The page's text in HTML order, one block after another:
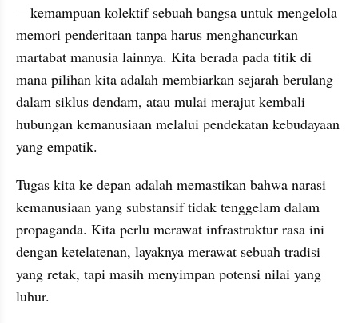
—kemampuan kolektif sebuah bangsa untuk mengelola
memori penderitaan tanpa harus menghancurkan
martabat manusia lainnya. Kita berada pada titik di
mana pilihan kita adalah membiarkan sejarah berulang
dalam siklus dendam, atau mulai merajut kembali
hubungan kemanusiaan melalui pendekatan kebudayaan
yang empatik.
Tugas kita ke depan adalah memastikan bahwa narasi
kemanusiaan yang substansif tidak tenggelam dalam
propaganda. Kita perlu merawat infrastruktur rasa ini
dengan ketelatenan, layaknya merawat sebuah tradisi
yang retak, tapi masih menyimpan potensi nilai yang
luhur.